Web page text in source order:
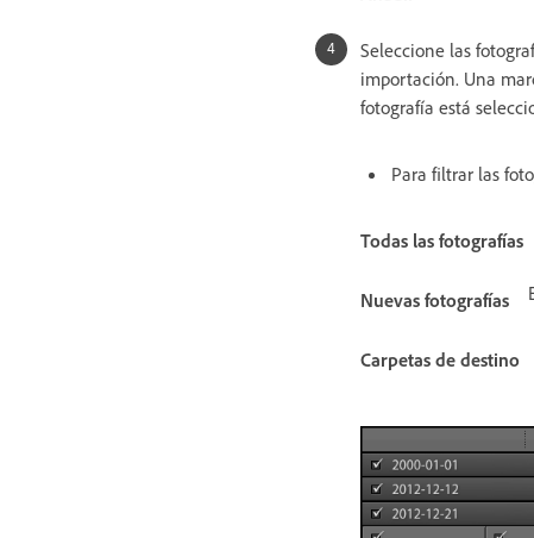
Seleccione las
importación. Una
fotografía está
Para filtrar las
Todas las fotografías
Nuevas fotografías
Carpetas de destino